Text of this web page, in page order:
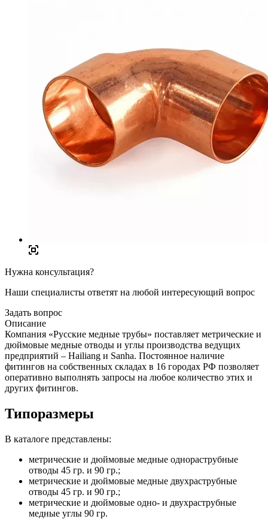
Нужна консультация?
Наши специалисты ответят на любой интересующий вопрос
Задать вопрос
Описание
Компания «Русские медные трубы» поставляет метрические и
дюймовые медные отводы и углы производства ведущих
предприятий – Hailiang и Sanha. Постоянное наличие
фитингов на собственных складах в 16 городах РФ позволяет
оперативно выполнять запросы на любое количество этих и
других фитингов.
Типоразмеры
В каталоге представлены:
метрические и дюймовые медные однораструбные
отводы 45 гр. и 90 гр.;
метрические и дюймовые медные двухраструбные
отводы 45 гр. и 90 гр.;
метрические и дюймовые одно- и двухраструбные
медные углы 90 гр.